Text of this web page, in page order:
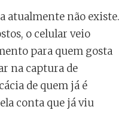
atualmente não existe.
o celular veio
para quem gosta
na captura de
de quem já é
conta que já viu